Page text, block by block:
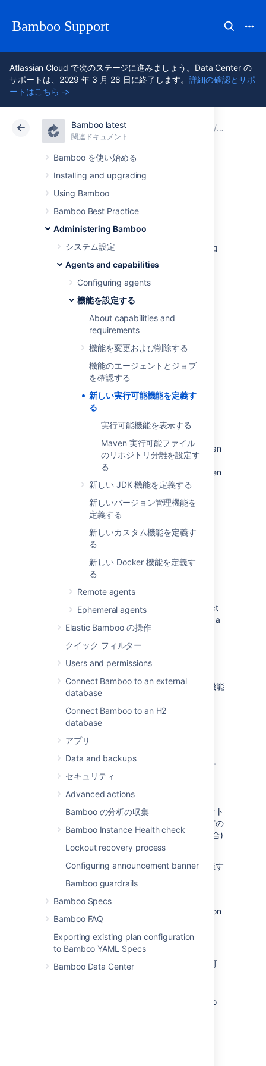
Bamboo Support
Atlassian Cloud で次のステージに進みましょう。Data Center の
サポートは、2029 年 3 月 28 日に終了します。詳細の確認とサポ
ートはこちら ->
Bamboo latest
関連ドキュメント
Bamboo を使い始める
Installing and upgrading
Using Bamboo
Bamboo Best Practice
Administering Bamboo
システム設定
Agents and capabilities
Configuring agents
機能を設定する
About capabilities and
requirements
機能を変更および削除する
機能のエージェントとジョブ
を確認する
新しい実行可能機能を定義す
る
実行可能機能を表示する
Maven 実行可能ファイル
のリポジトリ分離を設定す
る
新しい JDK 機能を定義する
新しいバージョン管理機能を
定義する
新しいカスタム機能を定義す
る
新しい Docker 機能を定義す
る
Remote agents
Ephemeral agents
Elastic Bamboo の操作
クイック フィルター
Users and permissions
Connect Bamboo to an external
database
Connect Bamboo to an H2
database
アプリ
Data and backups
セキュリティ
Advanced actions
Bamboo の分析の収集
Bamboo Instance Health check
Lockout recovery process
Configuring announcement banner
Bamboo guardrails
Bamboo Specs
Bamboo FAQ
Exporting existing plan configuration
to Bamboo YAML Specs
Bamboo Data Center
アトラシアン サポート 関連ドキュメント
Data Center 12.1
新しい実行可能機
能を定義する
実行可能ファイルは、Bamboo でのビルド プロ
セス中に使用される外部プログラムです。
Bamboo では次の
実行可能ファイル
がサポート
されています。
ant
Maven
NAnt
devenv.com
msbuild.exe
PHPUnit
カスタム コマンド (「make」など)
(that is, registered) in Bamboo before they can
be used by tasks in a Bamboo job.At least
capability was automatically defined when
you installed Bamboo, but you can define
次のような実行可能機能を定義できます。
specificremote agent
shared by all
Once you have defined a new executable
capability in your Bamboo system, its label
when you use the executable in a task (see
Configuring tasks). The executable you select
will be used every time the task is run during a
build. That is, the task can only be run by
agents which have a capability that matches
Executablelist.
エージェント固有の機能は、同じ名前の共有機能
(存在する場合) をオーバーライドします。
エージェント固有の実行可
能機能を定義する
エージェント固有の機能とは 1 つのエージェント
にのみ適用されるものです。エージェント固有の
機能の値は、同じ名前の 共有機能(存在する場合)
の値をオーバーライドします。
新しいエージェント固有の実行可能機能を定義す
るには、次の手順に従います。
対象のエージェントに移動します。
In the Agent-specific capabilities section
of theCapabilities
capability.
SelectCapability type
[Type (タイプ)] リストから適切な実行可
name/label for the executable. Bamboo